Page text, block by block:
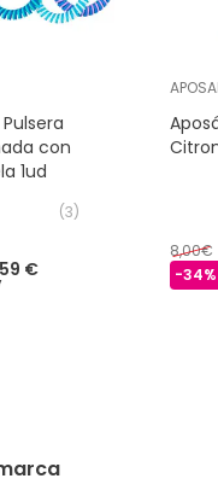
con
1ud
(3)
59 €
8,00€
-34%